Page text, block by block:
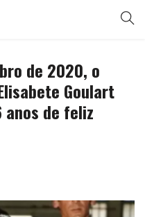
de 2020, o
Goulart
anos de feliz